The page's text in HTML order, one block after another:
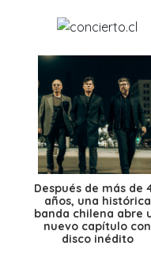
Después de más de
años, una histórica
banda chilena abre
nuevo capítulo con
disco inédito